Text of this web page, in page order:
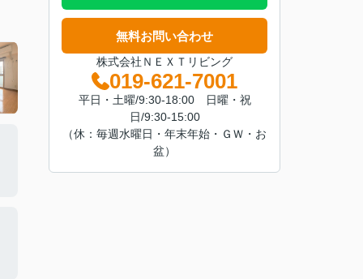
無料お問い合わせ
株式会社ＮＥＸＴリビング
019-621-7001
平日・土曜/9:30-18:00 日曜・祝
日/9:30-15:00
（休：毎週水曜日・年末年始・ＧＷ・お
盆）